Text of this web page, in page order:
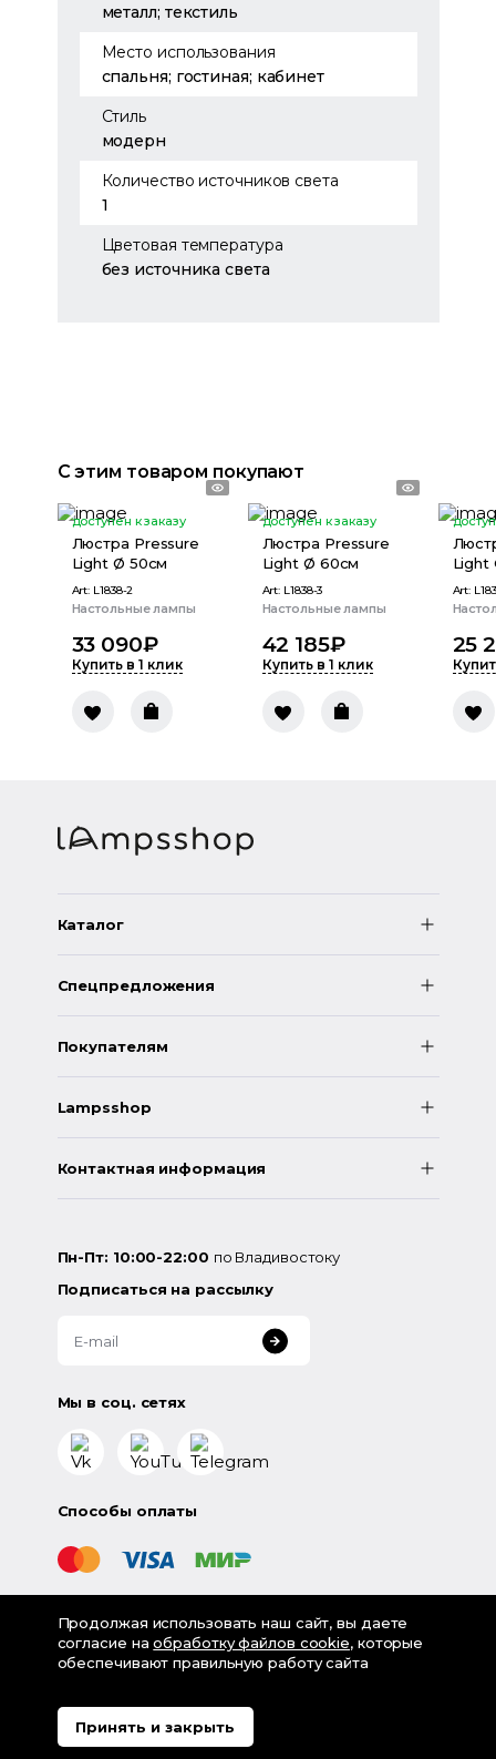
металл; текстиль
Место использования
спальня; гостиная; кабинет
Стиль
модерн
Количество источников света
1
Цветовая температура
без источника света
С этим товаром покупают
доступен к заказу
Люстра Pressure
Light Ø 50см
Art: L1838-2
Настольные лампы
33 090₽
Купить в 1 клик
доступен к заказу
Люстра Pressure
Light Ø 60см
Art: L1838-3
Настольные лампы
42 185₽
Купить в 1 клик
Light
Art:
25
Каталог
Спецпредложения
Покупателям
Lampsshop
Контактная информация
Пн-Пт: 10:00-22:00 по Владивостоку
Подписаться на рассылку
Мы в соц. сетях
Способы оплаты
©2026«LampsShop» - интернет-магазин люстр и
светильников
Политика обработки персональных данных
Продолжая использовать наш сайт, вы даете
согласие наобработку файлов cookie, которые
обеспечивают правильную работу сайта
Принять и закрыть